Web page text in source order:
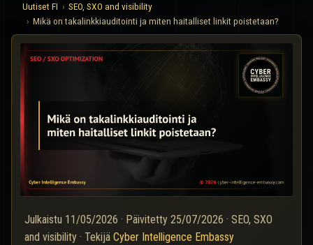
Uutiset FI
SEO, SXO and visibility
Mikä on takalinkkiauditointi ja miten haitalliset linkit poistetaan?
Julkaistu 11/05/2026 · Päivitetty 25/07/2026 · SEO, SXO
and visibility · Tekijä Cyber Intelligence Embassy